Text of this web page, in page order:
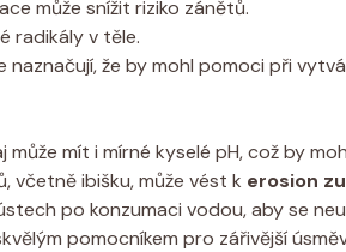
může snížit riziko zánětů.
radikály v těle.
naznačují, že by mohl pomoci při
mít i mírné kyselé pH, což by
včetně ibišku, může vést k erosion
po konzumaci vodou, aby se
pomocníkem pro zářivější